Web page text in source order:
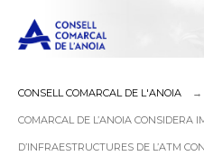
CONSELL COMARCAL DE L'ANOIA
COMARCAL DE L’ANOIA CONSIDERA
D’INFRAESTRUCTURES DE L’ATM